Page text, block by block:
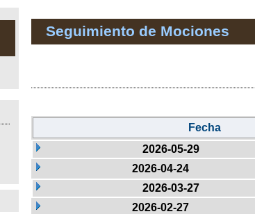
Seguimiento de Mociones
Fecha
2026-05-29
2026-04-24
2026-03-27
2026-02-27